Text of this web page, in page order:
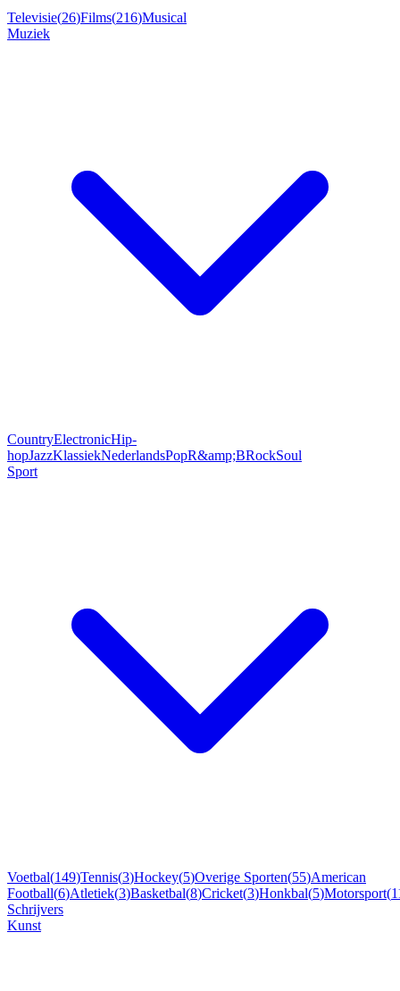
Televisie(26)Films(216)Musical
Muziek
CountryElectronicHip-
hopJazzKlassiekNederlandsPopR&amp;BRockSoul
Sport
Voetbal(149)Tennis(3)Hockey(5)Overige Sporten(55)American
Football(6)Atletiek(3)Basketbal(8)Cricket(3)Honkbal(5)Motorsport(
Schrijvers
Kunst